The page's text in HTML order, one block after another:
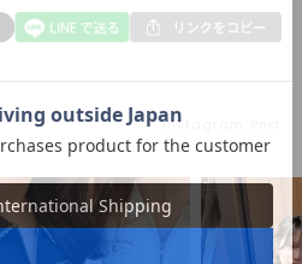
Instagram Post